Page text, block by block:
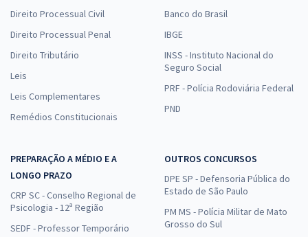
Direito Processual Civil
Direito Processual Penal
Direito Tributário
Leis
Leis Complementares
Remédios Constitucionais
Banco do Brasil
IBGE
INSS - Instituto Nacional do
Seguro Social
PRF - Polícia Rodoviária Federal
PND
PREPARAÇÃO A MÉDIO E A
LONGO PRAZO
CRP SC - Conselho Regional de
Psicologia - 12ª Região
SEDF - Professor Temporário
OUTROS CONCURSOS
DPE SP - Defensoria Pública do
Estado de São Paulo
PM MS - Polícia Militar de Mato
Grosso do Sul